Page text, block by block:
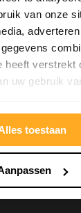
van onze
heeft verstrekt
uw gebruik
toestaan
een
Besparen.